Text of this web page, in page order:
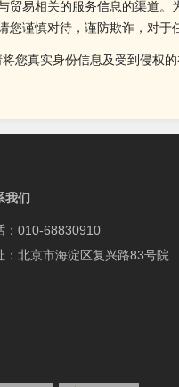
易相关的服务信息的渠道
谨慎对待，谨防欺诈，对于
您真实身份信息及受到侵权
我们
：010-68830910
：北京市海淀区复兴路83号院